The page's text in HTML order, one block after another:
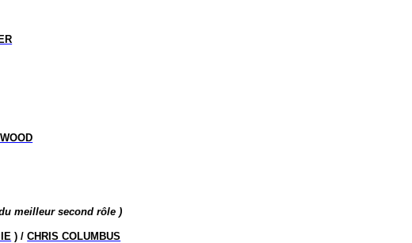
meilleur second rôle )
) /CHRIS COLUMBUS